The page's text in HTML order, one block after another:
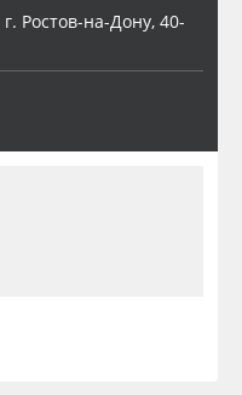
Ростов-на-Дону, 40-